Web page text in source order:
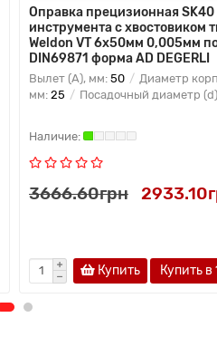
Оправка прецизионная SK40
инструмента с хвостовиком
Weldon VT 6x50мм 0,005мм
DIN69871 форма AD DEGERLI
Вылет (A), мм: 50
Диаметр
мм: 25 Посадочный диаметр
3666.60грн
Купить Купить в